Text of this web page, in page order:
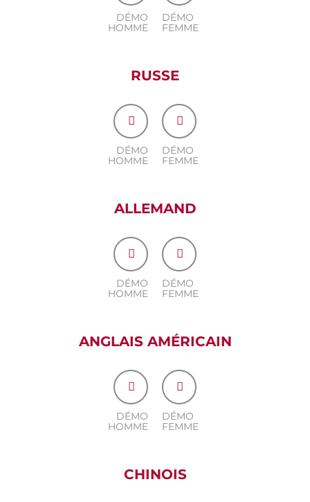
DÉMO
HOMME
DÉMO
FEMME
RUSSE
DÉMO
HOMME
DÉMO
FEMME
ALLEMAND
DÉMO
HOMME
DÉMO
FEMME
ANGLAIS AMÉRICAIN
DÉMO
HOMME
DÉMO
FEMME
CHINOIS